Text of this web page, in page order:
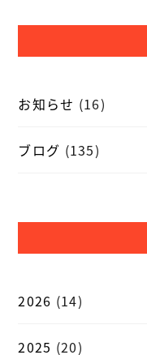
お知らせ (16)
ブログ (135)
2026 (14)
2025 (20)